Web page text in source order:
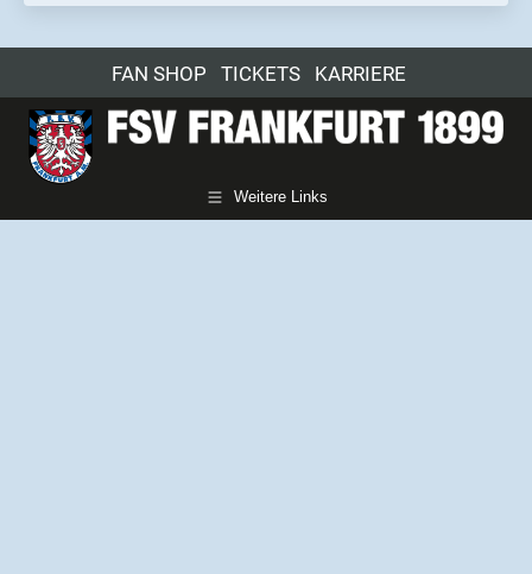
FAN SHOP TICKETS KARRIERE
Weitere Links